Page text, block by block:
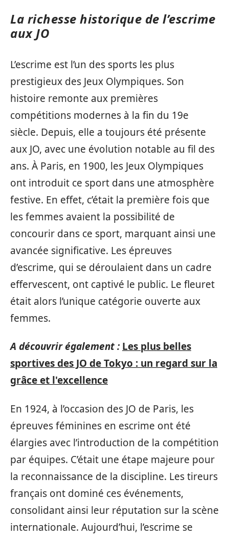
La richesse historique de l’escrime
aux JO
L’escrime est l’un des sports les plus
prestigieux des Jeux Olympiques. Son
histoire remonte aux premières
compétitions modernes à la fin du 19e
siècle. Depuis, elle a toujours été présente
aux JO, avec une évolution notable au fil des
ans. À Paris, en 1900, les Jeux Olympiques
ont introduit ce sport dans une atmosphère
festive. En effet, c’était la première fois que
les femmes avaient la possibilité de
concourir dans ce sport, marquant ainsi une
avancée significative. Les épreuves
d’escrime, qui se déroulaient dans un cadre
effervescent, ont captivé le public. Le fleuret
était alors l’unique catégorie ouverte aux
femmes.
A découvrir également : Les plus belles
sportives des JO de Tokyo : un regard sur la
grâce et l'excellence
En 1924, à l’occasion des JO de Paris, les
épreuves féminines en escrime ont été
élargies avec l’introduction de la compétition
par équipes. C’était une étape majeure pour
la reconnaissance de la discipline. Les tireurs
français ont dominé ces événements,
consolidant ainsi leur réputation sur la scène
internationale. Aujourd’hui, l’escrime se